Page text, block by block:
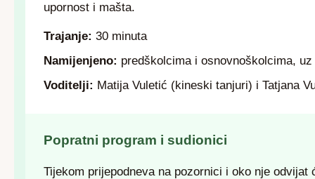
upornost i mašta.
Trajanje: 30 minuta
Namijenjeno: predškolcima i osnovnoškolcima,
Voditelji: Matija Vuletić (kineski tanjuri) i Tatjana
Popratni program i sudionici
Tijekom prijepodneva na pozornici i oko nje